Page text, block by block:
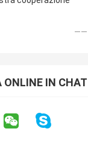
——
ONLINE IN CHAT